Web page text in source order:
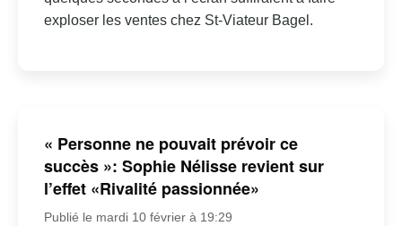
exploser les ventes chez St-Viateur Bagel.
« Personne ne pouvait prévoir ce
succès »: Sophie Nélisse revient sur
l’effet «Rivalité passionnée»
Publié le mardi 10 février à 19:29